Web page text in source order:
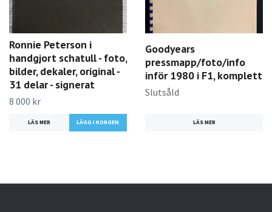
Ronnie Peterson i
handgjort schatull - foto,
bilder, dekaler, original -
31 delar - signerat
8 000 kr
LÄS MER
Goodyears
pressmapp/foto/info
inför 1980 i F1, komplett
Slutsåld
LÄS MER